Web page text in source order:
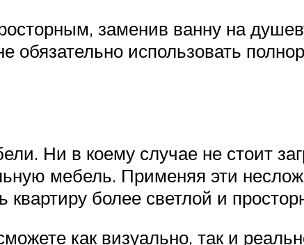
заменив ванну на
обязательно использовать
Ни в коему случае не стоит
мебель. Применяя эти
квартиру более светлой и
как визуально, так и